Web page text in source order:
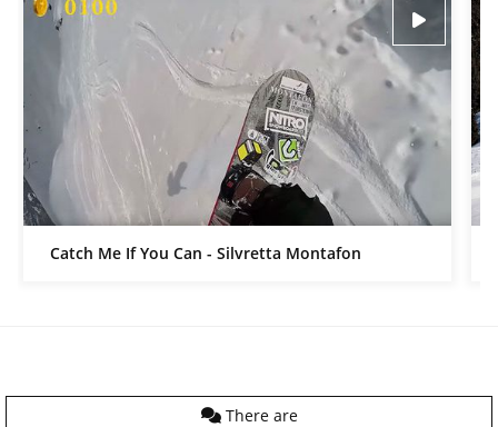
Catch Me If You Can - Silvretta Montafon
There are